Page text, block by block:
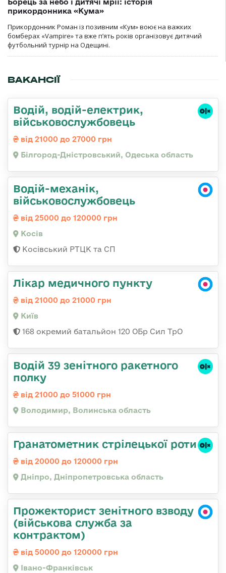
Борець за небо і дитячі мрії: історія
прикордонника «Кума»
Прикордонник Роман із позивним «Кум» воює на важких
бомберах «Vampire» та вже п’ять років організовує дитячий
футбольний турнір на Одещині.
ВАКАНСІЇ
Водій, водій-електрик,
військовослужбовець
від 21000 до 27000 грн
Білгород-Дністровський, Одеська область
Водій-механік,
військовослужбовець
від 25000 до 120000 грн
Косів
Косівський РТЦК та СП
Лікар медичного пункту
від 21000 до 21000 грн
Київ
168 окремий батальйон 120 ОБр Cил ТрО
Водій 39 зенітного ракетного
полку
від 21000 до 51000 грн
Володимир, Волинська область
Гранатометник стрілецької роти
від 20000 до 120000 грн
Дніпро, Дніпропетровська область
Прожекторист зенітного взводу
(військова служба за
контрактом)
від 50000 до 120000 грн
Івано-Франківськ